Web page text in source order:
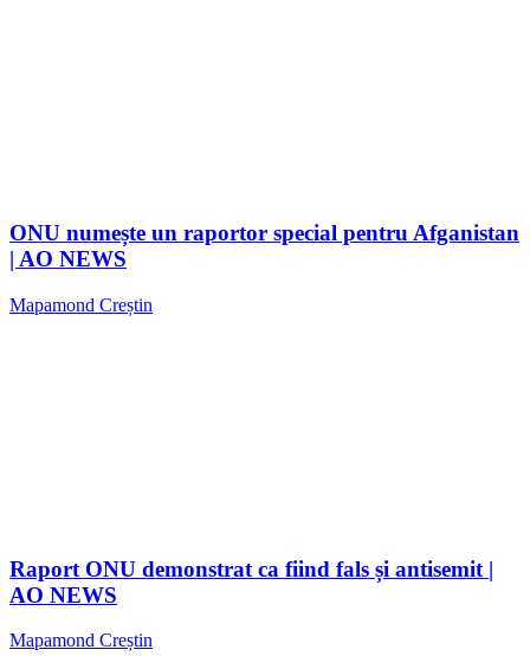
ONU numește un raportor special pentru Afganistan
| AO NEWS
Mapamond Creștin
Raport ONU demonstrat ca fiind fals și antisemit |
AO NEWS
Mapamond Creștin